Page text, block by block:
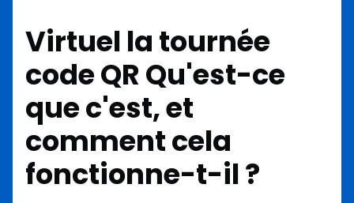
Virtuel la tournée
code QRQu'est-ce
que c'est, et
comment cela
fonctionne-t-il ?